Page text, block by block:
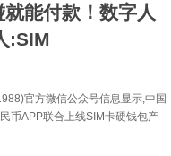
能付款！数字人
:SIM
官方微信公众号信息显示,中国
币APP联合上线SIM卡硬钱包产